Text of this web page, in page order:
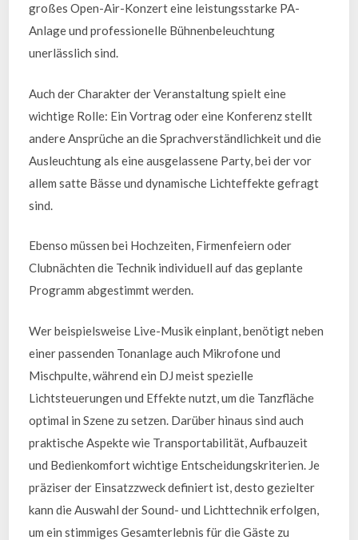
großes Open-Air-Konzert eine leistungsstarke PA-
Anlage und professionelle Bühnenbeleuchtung
unerlässlich sind.
Auch der Charakter der Veranstaltung spielt eine
wichtige Rolle: Ein Vortrag oder eine Konferenz stellt
andere Ansprüche an die Sprachverständlichkeit und die
Ausleuchtung als eine ausgelassene Party, bei der vor
allem satte Bässe und dynamische Lichteffekte gefragt
sind.
Ebenso müssen bei Hochzeiten, Firmenfeiern oder
Clubnächten die Technik individuell auf das geplante
Programm abgestimmt werden.
Wer beispielsweise Live-Musik einplant, benötigt neben
einer passenden Tonanlage auch Mikrofone und
Mischpulte, während ein DJ meist spezielle
Lichtsteuerungen und Effekte nutzt, um die Tanzfläche
optimal in Szene zu setzen. Darüber hinaus sind auch
praktische Aspekte wie Transportabilität, Aufbauzeit
und Bedienkomfort wichtige Entscheidungskriterien. Je
präziser der Einsatzzweck definiert ist, desto gezielter
kann die Auswahl der Sound- und Lichttechnik erfolgen,
um ein stimmiges Gesamterlebnis für die Gäste zu